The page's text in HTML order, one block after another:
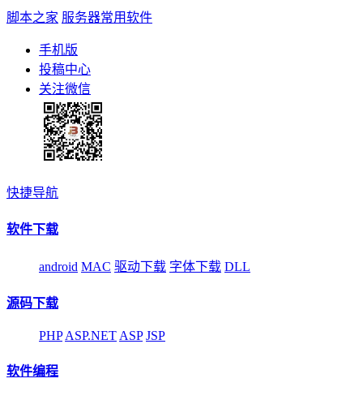
脚本之家 服务器常用软件
手机版
投稿中心
关注微信
快捷导航
软件下载
android MAC 驱动下载 字体下载 DLL
源码下载
PHP ASP.NET ASP JSP
软件编程